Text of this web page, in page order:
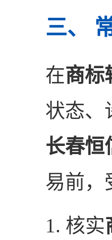
三、
在商标
状态、
长春恒
易前，
核实